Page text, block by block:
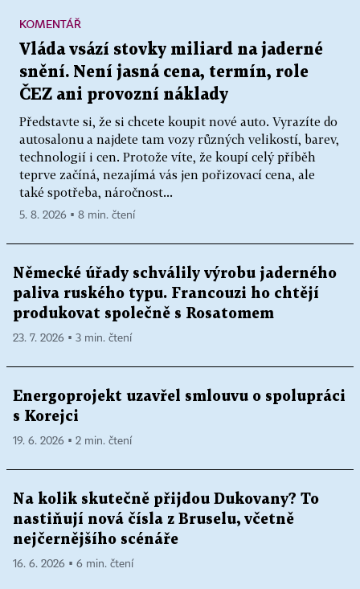
Vláda vsází stovky miliard na jaderné
snění. Není jasná cena, termín, role
ČEZ ani provozní náklady
Představte si, že si chcete koupit nové auto. Vyrazíte do
autosalonu a najdete tam vozy různých velikostí, barev,
technologií i cen. Protože víte, že koupí celý příběh
teprve začíná, nezajímá vás jen pořizovací cena, ale
také spotřeba, náročnost...
KOMENTÁŘ
5. 8. 2026 ▪ 8 min. čtení
Německé úřady schválily výrobu jaderného
paliva ruského typu. Francouzi ho chtějí
produkovat společně s Rosatomem
23. 7. 2026 ▪ 3 min. čtení
Energoprojekt uzavřel smlouvu o spolupráci
s Korejci
19. 6. 2026 ▪ 2 min. čtení
Na kolik skutečně přijdou Dukovany? To
nastiňují nová čísla z Bruselu, včetně
nejčernějšího scénáře
16. 6. 2026 ▪ 6 min. čtení